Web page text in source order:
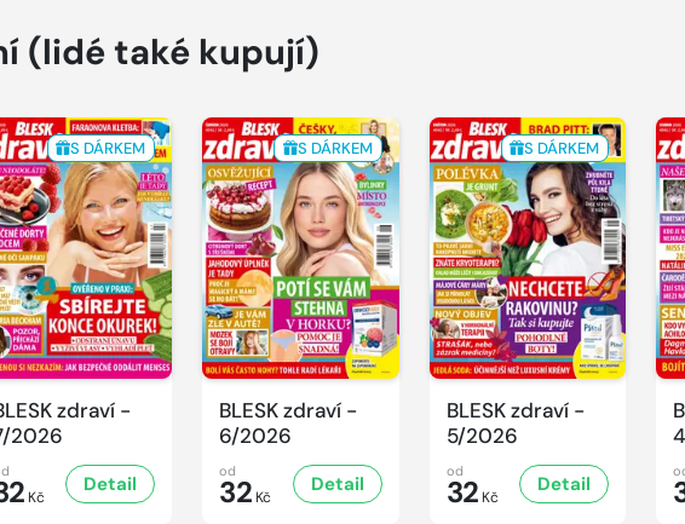
(lidé také kupují)
S DÁRKEM
zdraví -
2026
Kč
Detail
S DÁRKEM
BLESK zdraví -
6/2026
od
32 Kč
Detail
S DÁRKEM
BLESK zdraví -
5/2026
od
32 Kč
Detail